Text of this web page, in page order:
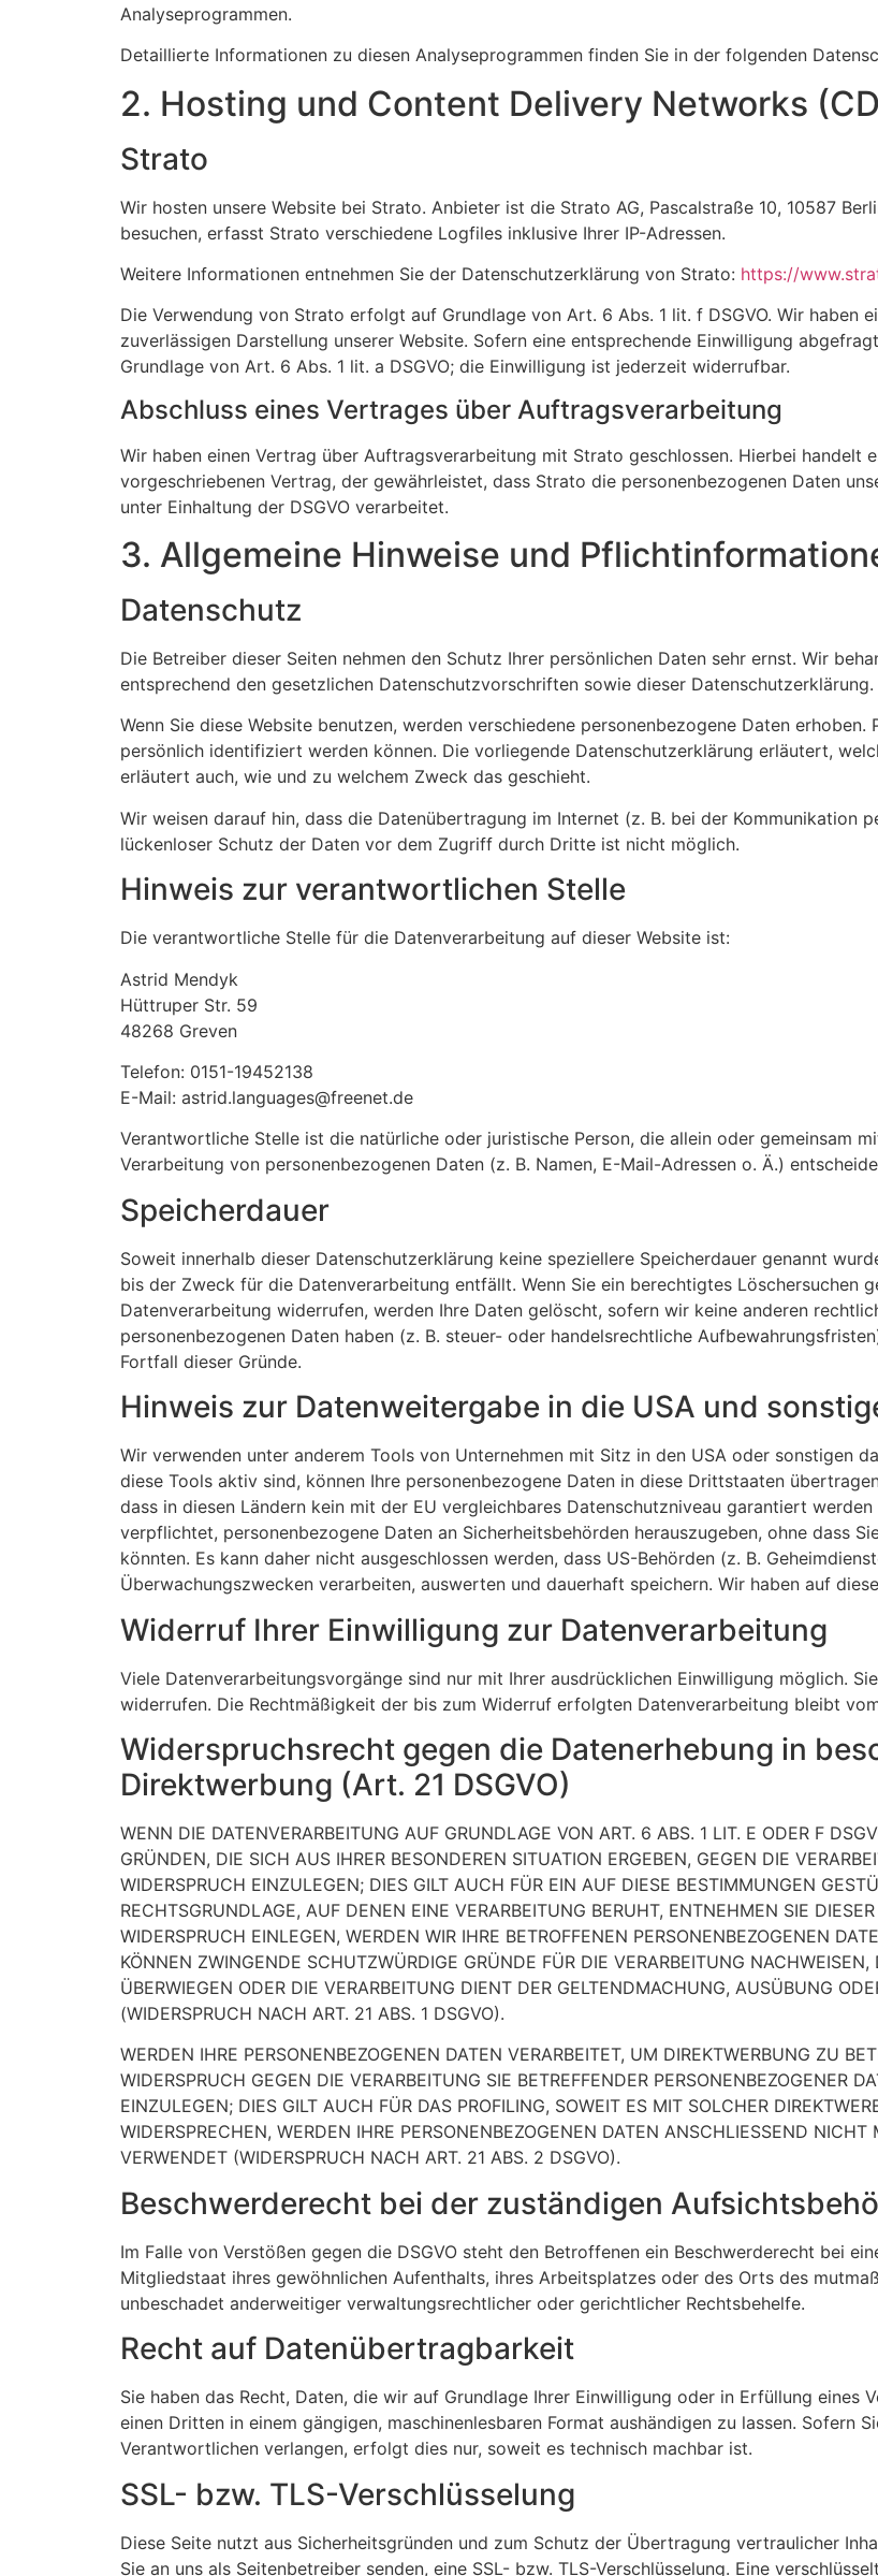
Analyseprogrammen.
Detaillierte Informationen zu diesen Analyseprogrammen finden Sie in der folgenden
2. Hosting und Content Delivery Networks
Strato
Wir hosten unsere Website bei Strato. Anbieter ist die Strato AG, Pascalstraße 10, 10587
besuchen, erfasst Strato verschiedene Logfiles inklusive Ihrer IP-Adressen.
Weitere Informationen entnehmen Sie der Datenschutzerklärung von Strato: https://
Die Verwendung von Strato erfolgt auf Grundlage von Art. 6 Abs. 1 lit. f DSGVO. Wir haben
zuverlässigen Darstellung unserer Website. Sofern eine entsprechende Einwilligung
Grundlage von Art. 6 Abs. 1 lit. a DSGVO; die Einwilligung ist jederzeit widerrufbar.
Abschluss eines Vertrages über Auftragsverarbeitung
Wir haben einen Vertrag über Auftragsverarbeitung mit Strato geschlossen. Hierbei handelt
vorgeschriebenen Vertrag, der gewährleistet, dass Strato die personenbezogenen Daten
unter Einhaltung der DSGVO verarbeitet.
3. Allgemeine Hinweise und
Datenschutz
Die Betreiber dieser Seiten nehmen den Schutz Ihrer persönlichen Daten sehr ernst. Wir
entsprechend den gesetzlichen Datenschutzvorschriften sowie dieser Datenschutzerklärung.
Wenn Sie diese Website benutzen, werden verschiedene personenbezogene Daten
persönlich identifiziert werden können. Die vorliegende Datenschutzerklärung erläutert,
erläutert auch, wie und zu welchem Zweck das geschieht.
Wir weisen darauf hin, dass die Datenübertragung im Internet (z. B. bei der Kommunikation
lückenloser Schutz der Daten vor dem Zugriff durch Dritte ist nicht möglich.
Hinweis zur verantwortlichen Stelle
Die verantwortliche Stelle für die Datenverarbeitung auf dieser Website ist:
Astrid Mendyk
Hüttruper Str. 59
48268 Greven
Telefon: 0151-19452138
E-Mail: astrid.languages@freenet.de
Verantwortliche Stelle ist die natürliche oder juristische Person, die allein oder gemeinsam
Verarbeitung von personenbezogenen Daten (z. B. Namen, E-Mail-Adressen o. Ä.)
Speicherdauer
Soweit innerhalb dieser Datenschutzerklärung keine speziellere Speicherdauer genannt
bis der Zweck für die Datenverarbeitung entfällt. Wenn Sie ein berechtigtes Löschersuchen
Datenverarbeitung widerrufen, werden Ihre Daten gelöscht, sofern wir keine anderen
personenbezogenen Daten haben (z. B. steuer- oder handelsrechtliche
Fortfall dieser Gründe.
Hinweis zur Datenweitergabe in die USA und
Wir verwenden unter anderem Tools von Unternehmen mit Sitz in den USA oder sonstigen
diese Tools aktiv sind, können Ihre personenbezogene Daten in diese Drittstaaten
dass in diesen Ländern kein mit der EU vergleichbares Datenschutzniveau garantiert
verpflichtet, personenbezogene Daten an Sicherheitsbehörden herauszugeben, ohne dass
könnten. Es kann daher nicht ausgeschlossen werden, dass US-Behörden (z. B.
Überwachungszwecken verarbeiten, auswerten und dauerhaft speichern. Wir haben auf
Widerruf Ihrer Einwilligung zur Datenverarbeitung
Viele Datenverarbeitungsvorgänge sind nur mit Ihrer ausdrücklichen Einwilligung möglich.
widerrufen. Die Rechtmäßigkeit der bis zum Widerruf erfolgten Datenverarbeitung bleibt
Widerspruchsrecht gegen die Datenerhebung in
Direktwerbung (Art. 21 DSGVO)
WENN DIE DATENVERARBEITUNG AUF GRUNDLAGE VON ART. 6 ABS. 1 LIT. E ODER F
GRÜNDEN, DIE SICH AUS IHRER BESONDEREN SITUATION ERGEBEN, GEGEN DIE
WIDERSPRUCH EINZULEGEN; DIES GILT AUCH FÜR EIN AUF DIESE BESTIMMUNGEN
RECHTSGRUNDLAGE, AUF DENEN EINE VERARBEITUNG BERUHT, ENTNEHMEN SIE
WIDERSPRUCH EINLEGEN, WERDEN WIR IHRE BETROFFENEN PERSONENBEZOGENEN
KÖNNEN ZWINGENDE SCHUTZWÜRDIGE GRÜNDE FÜR DIE VERARBEITUNG
ÜBERWIEGEN ODER DIE VERARBEITUNG DIENT DER GELTENDMACHUNG, AUSÜBUNG
(WIDERSPRUCH NACH ART. 21 ABS. 1 DSGVO).
WERDEN IHRE PERSONENBEZOGENEN DATEN VERARBEITET, UM DIREKTWERBUNG ZU
WIDERSPRUCH GEGEN DIE VERARBEITUNG SIE BETREFFENDER PERSONENBEZOGENER
EINZULEGEN; DIES GILT AUCH FÜR DAS PROFILING, SOWEIT ES MIT SOLCHER
WIDERSPRECHEN, WERDEN IHRE PERSONENBEZOGENEN DATEN ANSCHLIESSEND
VERWENDET (WIDERSPRUCH NACH ART. 21 ABS. 2 DSGVO).
Beschwerde­recht bei der zuständigen
Im Falle von Verstößen gegen die DSGVO steht den Betroffenen ein Beschwerderecht bei
Mitgliedstaat ihres gewöhnlichen Aufenthalts, ihres Arbeitsplatzes oder des Orts des
unbeschadet anderweitiger verwaltungsrechtlicher oder gerichtlicher Rechtsbehelfe.
Recht auf Daten­übertrag­barkeit
Sie haben das Recht, Daten, die wir auf Grundlage Ihrer Einwilligung oder in Erfüllung
einen Dritten in einem gängigen, maschinenlesbaren Format aushändigen zu lassen. Sofern
Verantwortlichen verlangen, erfolgt dies nur, soweit es technisch machbar ist.
SSL- bzw. TLS-Verschlüsselung
Diese Seite nutzt aus Sicherheitsgründen und zum Schutz der Übertragung vertraulicher
Sie an uns als Seitenbetreiber senden, eine SSL- bzw. TLS-Verschlüsselung. Eine